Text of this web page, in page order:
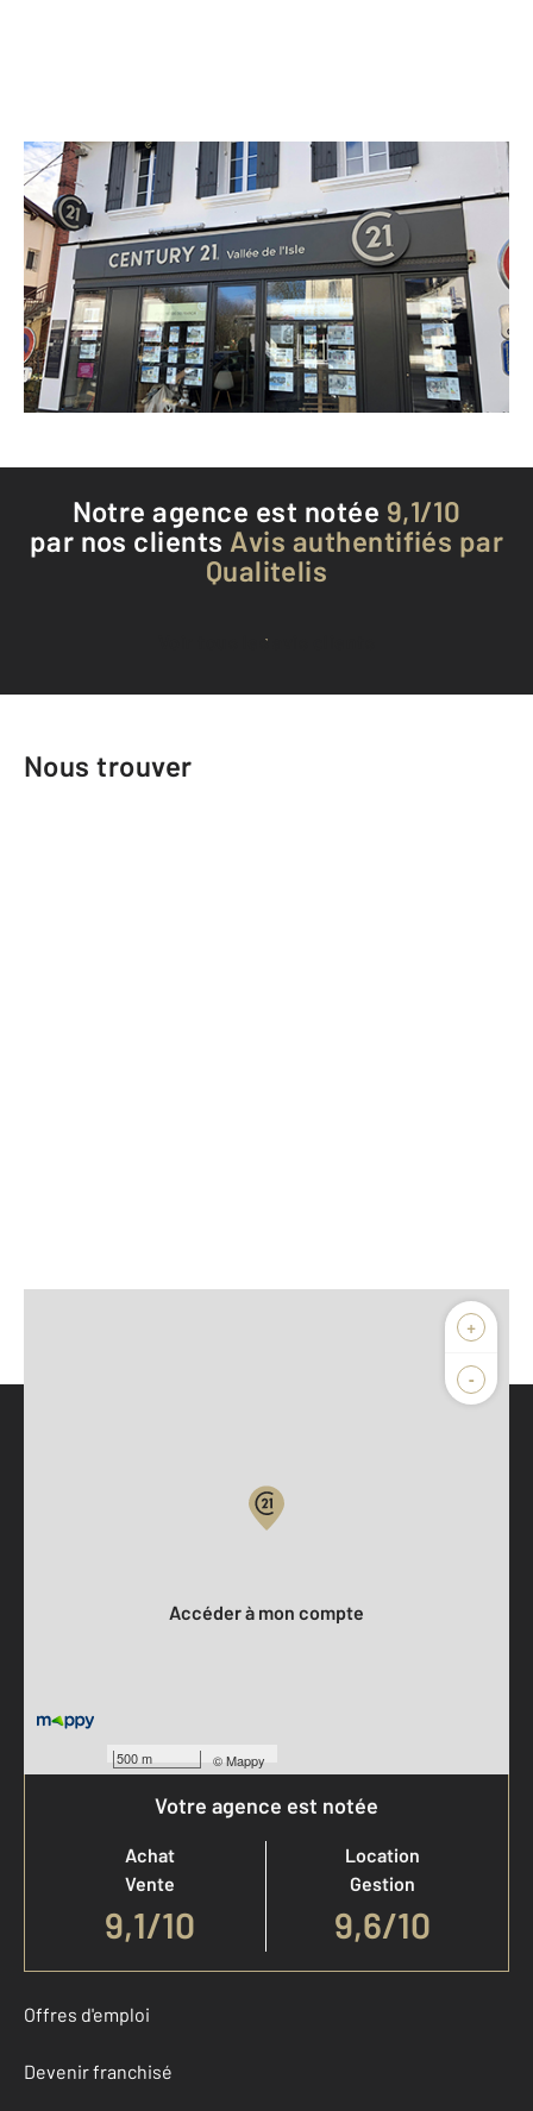
CENTURY 21 Vallée de l'Isle
6 place Aurélien Brugère
MONTPON MENESTEROL - 24700
Envoyer un message
Téléphoner à l'agence
Notre agence est notée 9,1/10
par nos clients Avis authentifiés par
Qualitelis
Voir tous les avis clients
Nous trouver
+
-
500 m ©Mappy
Accéder à mon compte
Votre agence est notée
Achat
Vente
9,1/10
Location
Gestion
9,6/10
Offres d'emploi
Devenir franchisé